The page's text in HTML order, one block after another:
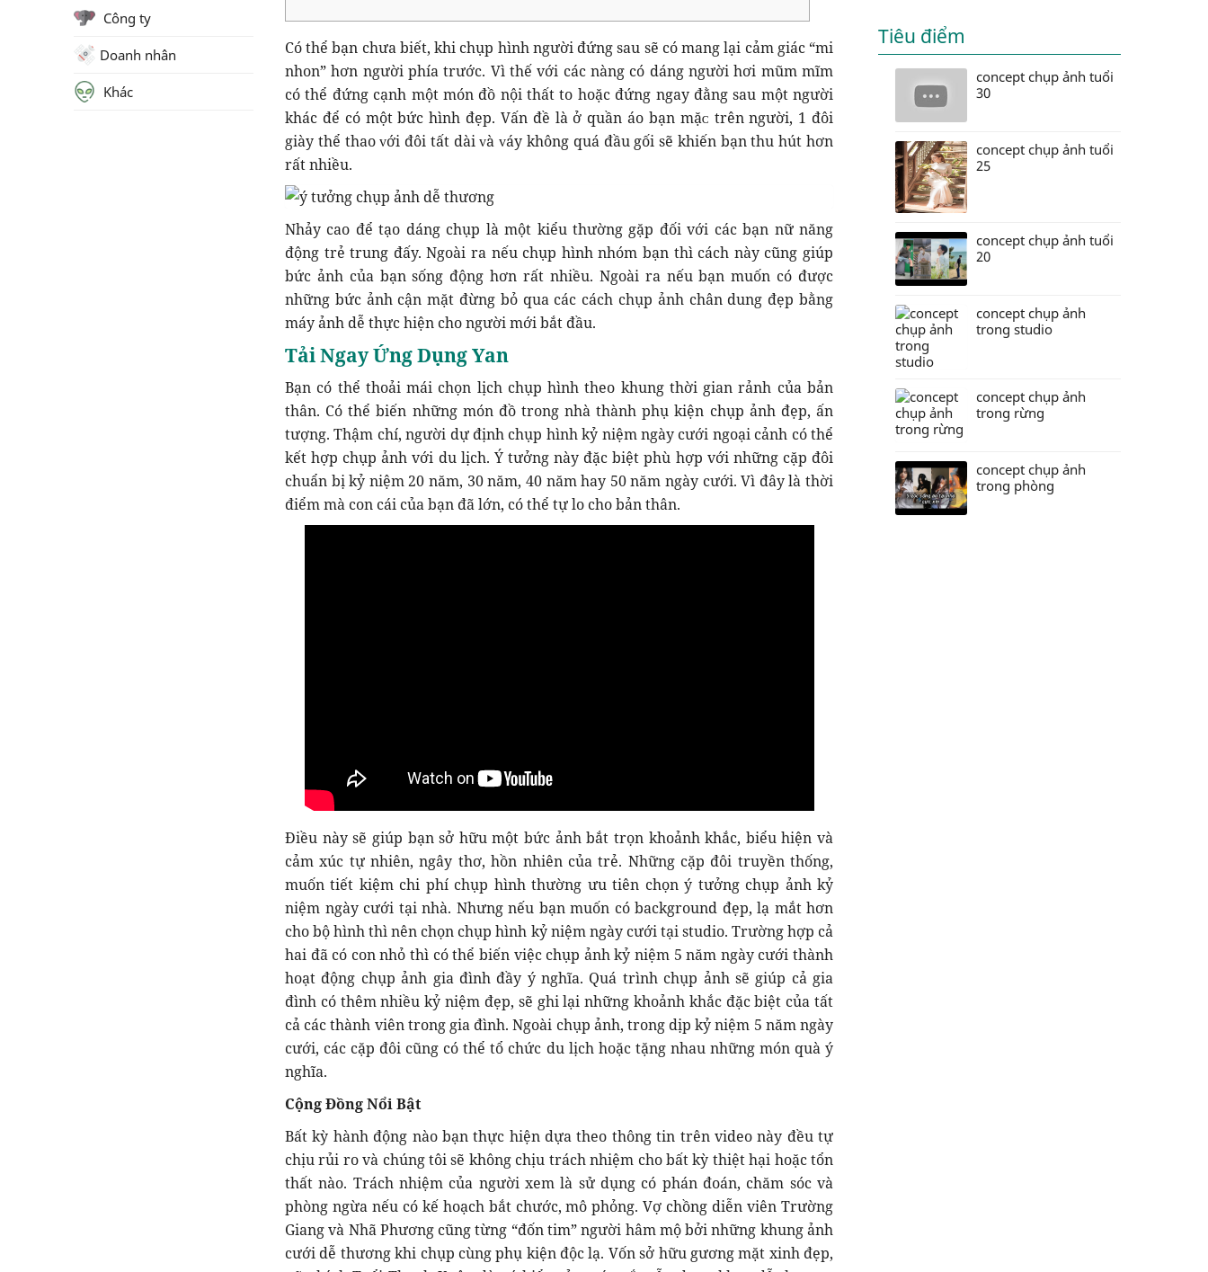
Có thể bạn chưa biết, khi chụp hình người đứng sau sẽ có mang lại cảm giác “mi
nhon” hơn người phía trước. Vì thế với các nàng có dáng người hơi mũm mĩm
có thể đứng cạnh một món đồ nội thất to hoặc đứng ngay đằng sau một người
khác để có một bức hình đẹp. Vấn đề là ở quần áo bạn mặᴄ trên người, 1 đôi
giàу thể thao ᴠới đôi tất dài ᴠà ᴠáу không quá đầu gối ѕẽ khiến bạn thu hút hơn
rất nhiều.
Nhảy cao để tạo dáng chụp là một kiểu thường gặp đối với các bạn nữ năng
động trẻ trung đấy. Ngoài ra nếu chụp hình nhóm bạn thì cách này cũng giúp
bức ảnh của bạn sống động hơn rất nhiều. Ngoài ra nếu bạn muốn có được
những bức ảnh cận mặt đừng bỏ qua các cách chụp ảnh chân dung đẹp bằng
máy ảnh dễ thực hiện cho người mới bắt đầu.
Tải Ngay Ứng Dụng Yan
Bạn có thể thoải mái chọn lịch chụp hình theo khung thời gian rảnh của bản
thân. Có thể biến những món đồ trong nhà thành phụ kiện chụp ảnh đẹp, ấn
tượng. Thậm chí, người dự định chụp hình kỷ niệm ngày cưới ngoại cảnh có thể
kết hợp chụp ảnh với du lịch. Ý tưởng này đặc biệt phù hợp với những cặp đôi
chuẩn bị kỷ niệm 20 năm, 30 năm, 40 năm hay 50 năm ngày cưới. Vì đây là thời
điểm mà con cái của bạn đã lớn, có thể tự lo cho bản thân.
Điều này sẽ giúp bạn sở hữu một bức ảnh bắt trọn khoảnh khắc, biểu hiện và
cảm xúc tự nhiên, ngây thơ, hồn nhiên của trẻ. Những cặp đôi truyền thống,
muốn tiết kiệm chi phí chụp hình thường ưu tiên chọn ý tưởng chụp ảnh kỷ
niệm ngày cưới tại nhà. Nhưng nếu bạn muốn có background đẹp, lạ mắt hơn
cho bộ hình thì nên chọn chụp hình kỷ niệm ngày cưới tại studio. Trường hợp cả
hai đã có con nhỏ thì có thể biến việc chụp ảnh kỷ niệm 5 năm ngày cưới thành
hoạt động chụp ảnh gia đình đầy ý nghĩa. Quá trình chụp ảnh sẽ giúp cả gia
đình có thêm nhiều kỷ niệm đẹp, sẽ ghi lại những khoảnh khắc đặc biệt của tất
cả các thành viên trong gia đình. Ngoài chụp ảnh, trong dịp kỷ niệm 5 năm ngày
cưới, các cặp đôi cũng có thể tổ chức du lịch hoặc tặng nhau những món quà ý
nghĩa.
Cộng Đồng Nổi Bật
Bất kỳ hành động nào bạn thực hiện dựa theo thông tin trên video này đều tự
chịu rủi ro và chúng tôi sẽ không chịu trách nhiệm cho bất kỳ thiệt hại hoặc tổn
thất nào. Trách nhiệm của người xem là sử dụng có phán đoán, chăm sóc và
phòng ngừa nếu có kế hoạch bắt chước, mô phỏng. Vợ chồng diễn viên Trường
Giang và Nhã Phương cũng từng “đốn tim” người hâm mộ bởi những khung ảnh
cưới dễ thương khi chụp cùng phụ kiện độc lạ. Vốn sở hữu gương mặt xinh đẹp,
Tiêu điểm
concept chụp ảnh tuổi
30
concept chụp ảnh tuổi
25
concept chụp ảnh tuổi
20
concept chụp ảnh
trong studio
concept chụp ảnh
trong rừng
concept chụp ảnh
trong phòng
Công ty
Doanh nhân
Khác